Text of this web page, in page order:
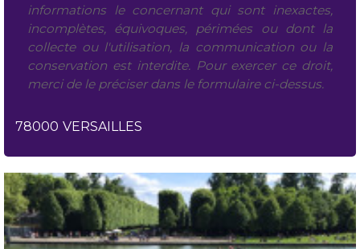
informations le concernant qui sont inexactes,
incomplètes, équivoques, périmées ou dont la
collecte ou l'utilisation, la communication ou la
conservation est interdite. Pour exercer ce droit,
merci de le préciser dans le formulaire ci-dessus.
78000 VERSAILLES